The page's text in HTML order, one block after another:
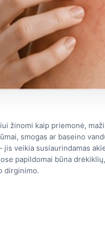
žinomi kaip priemonė,
smogas ar baseino
veikia susiaurindamas
papildomai būna
dirginimo.